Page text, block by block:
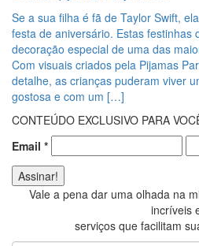
Se a sua filha é fã de Taylor Swift,
festa de aniversário. Estas festinhas
decoração especial de uma das
Com visuais criados pela Pijamas
detalhe, as crianças puderam viver
gostosa e com um […]
CONTEÚDO EXCLUSIVO PARA
Email *
Vale a pena dar uma olhada na
incríveis
serviços que facilitam